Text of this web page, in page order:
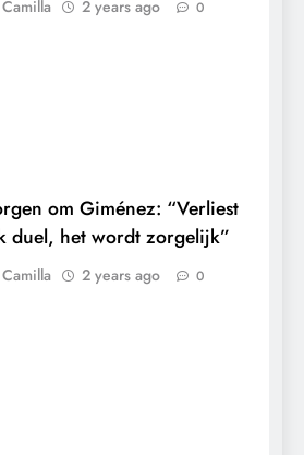
Camilla 2 years ago 0
om Giménez: “Verliest
duel, het wordt zorgelijk”
Camilla 2 years ago 0